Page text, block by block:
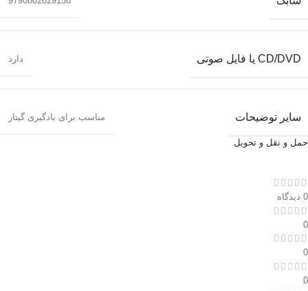
CD/DVD یا فایل صوتی دارد
سایر توضیحات مناسب برای یادگیری گیتار
حمل و نقل و تحویل
0 دیدگاه
0
0
0